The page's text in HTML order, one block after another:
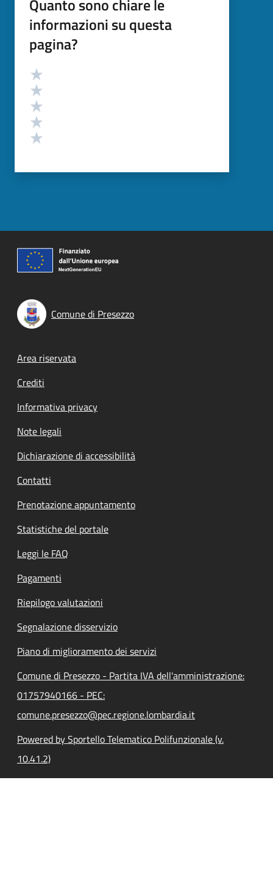
Quanto sono chiare le
informazioni su questa
pagina?
Valutazione
Comune di Presezzo
Footer menu
Area riservata
Crediti
Informativa privacy
Note legali
Dichiarazione di accessibilità
Contatti
Prenotazione appuntamento
Statistiche del portale
Leggi le FAQ
Pagamenti
Riepilogo valutazioni
Segnalazione disservizio
Piano di miglioramento dei servizi
Comune di Presezzo - Partita IVA dell'amministrazione:
01757940166 - PEC:
comune.presezzo@pec.regione.lombardia.it
Powered by Sportello Telematico Polifunzionale (v.
10.41.2)